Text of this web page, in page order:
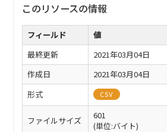
このリソースの情報
フィールド
値
最終更新
2021年03月04日
作成日
2021年03月04日
形式
CSV
ファイルサイズ
601
(単位:バイト)